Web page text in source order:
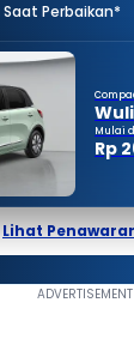
Perbaikan*
Mulai
Rp
Lihat